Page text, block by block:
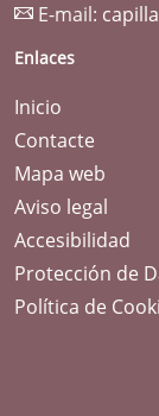
E-mail:
Enlaces
Inicio
Contacte
Mapa web
Aviso legal
Accesibilidad
Protección de
Política de